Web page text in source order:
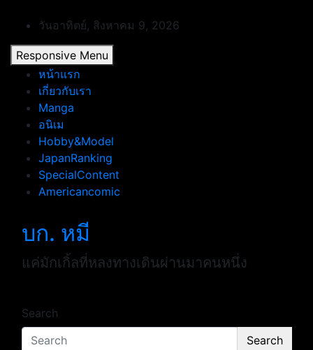
content
วันอาทิตย์, สิงหาคม 9, 2026
Responsive Menu
หน้าแรก
เกี่ยวกับเรา
Manga
อนิเม
Hobby&Model
JapanRanking
SpecialContent
Americancomic
บก. หมี
แค่มักเกิ้ลที่หลงทางเดินผ่านมาคนหนึ่ง
Search
Search